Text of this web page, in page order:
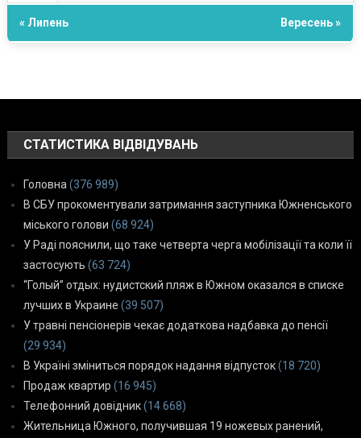
« Липень Вересень »
СТАТИСТИКА ВІДВІДУВАНЬ
Головна (376 989)
В СБУ прокоментували затримання заступника Южненського
міського голови (68 924)
У Раді пояснили, що таке четверта черга мобілізації та коли її
застосують (63 724)
“Голый” отдых: нудистский пляж в Южном оказался в списке
лучших в Украине (39 507)
У травні пенсіонерів чекає додаткова надбавка до пенсії
(29 934)
В Україні зміниться порядок надання відпусток(18 720)
Продаж квартир (16 945)
Телефонний довідник(14 668)
Жительница Южного, получившая 19 ножевых ранений,